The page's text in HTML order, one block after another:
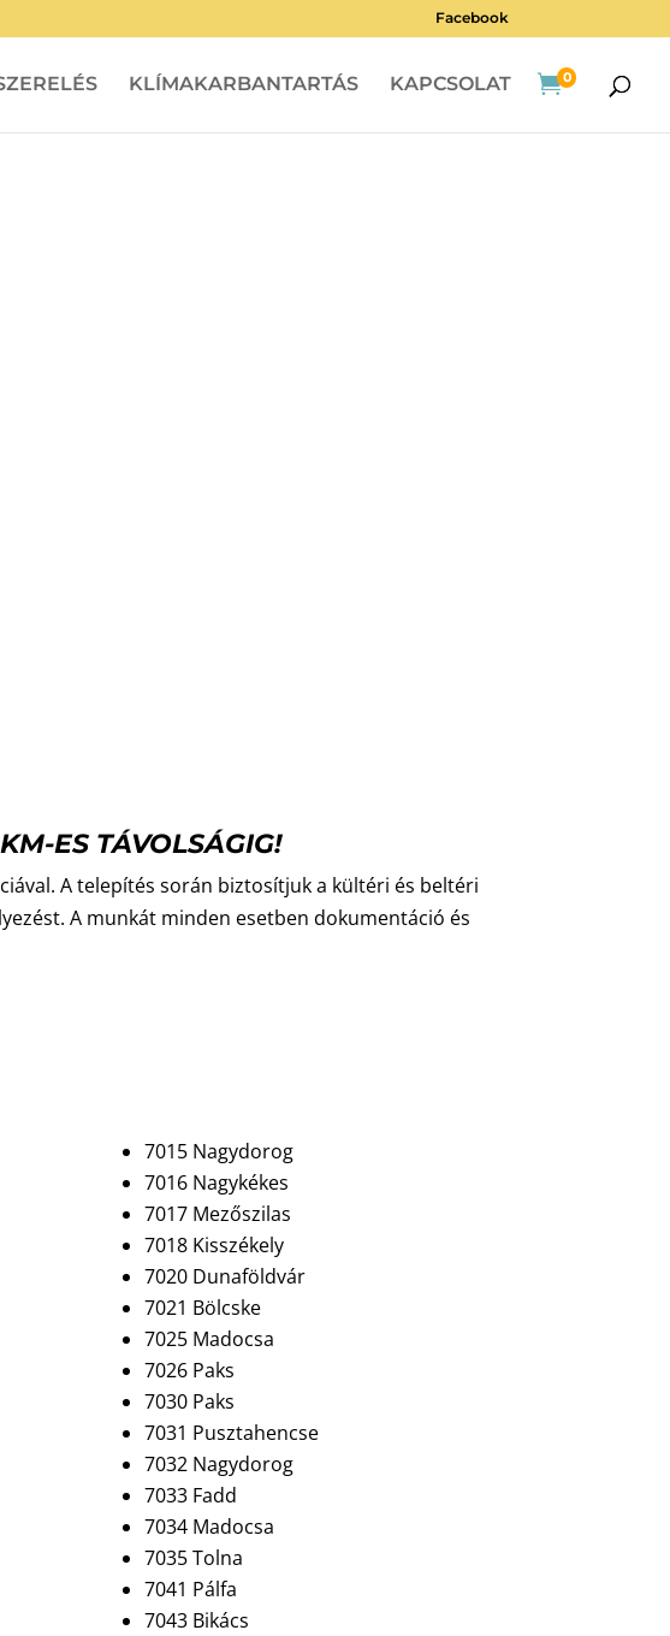
Facebook
KLÍMAKARBANTARTÁS KAPCSOLAT 0
ES TÁVOLSÁGIG!
A telepítés során biztosítjuk a kültéri és beltéri
A munkát minden esetben dokumentáció és
7015 Nagydorog
7016 Nagykékes
7017 Mezőszilas
7018 Kisszékely
7020 Dunaföldvár
7021 Bölcske
7025 Madocsa
7026 Paks
7030 Paks
7031 Pusztahencse
7032 Nagydorog
7033 Fadd
7034 Madocsa
7035 Tolna
7041 Pálfa
7043 Bikács